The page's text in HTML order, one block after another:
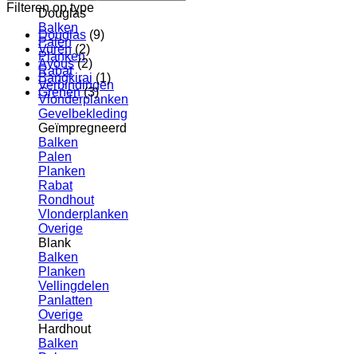
Douglas
Balken
Palen
Planken
Rabat
Verbindingen
Vlonderplanken
Gevelbekleding
Geïmpregneerd
Balken
Palen
Planken
Rabat
Rondhout
Vlonderplanken
Overige
Blank
Balken
Planken
Vellingdelen
Panlatten
Overige
Hardhout
Balken
Filteren op type
Douglas (9)
Vuren (2)
Ayous (2)
Bangkirai (1)
Grenen (3)